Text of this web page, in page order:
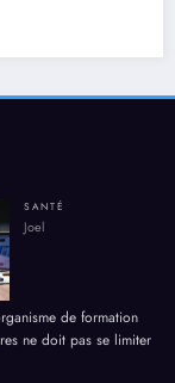
SANTÉ
Joel
de formation
ne doit pas se limiter